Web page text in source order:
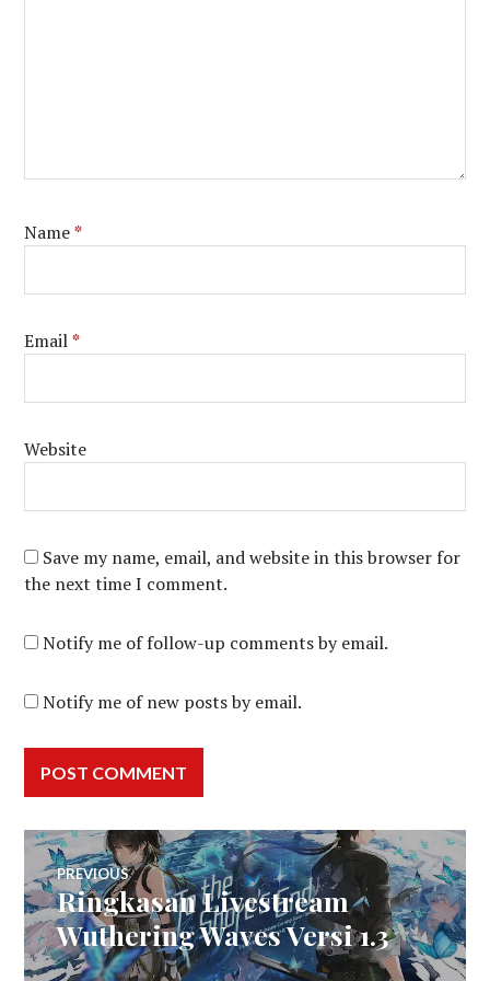
Name*
Email*
Website
Save my name, email, and website in this browser for
the next time I comment.
Notify me of follow-up comments by email.
Notify me of new posts by email.
Post
navigation
PREVIOUS
Previous
post:
Ringkasan Livestream
Wuthering Waves Versi 1.3